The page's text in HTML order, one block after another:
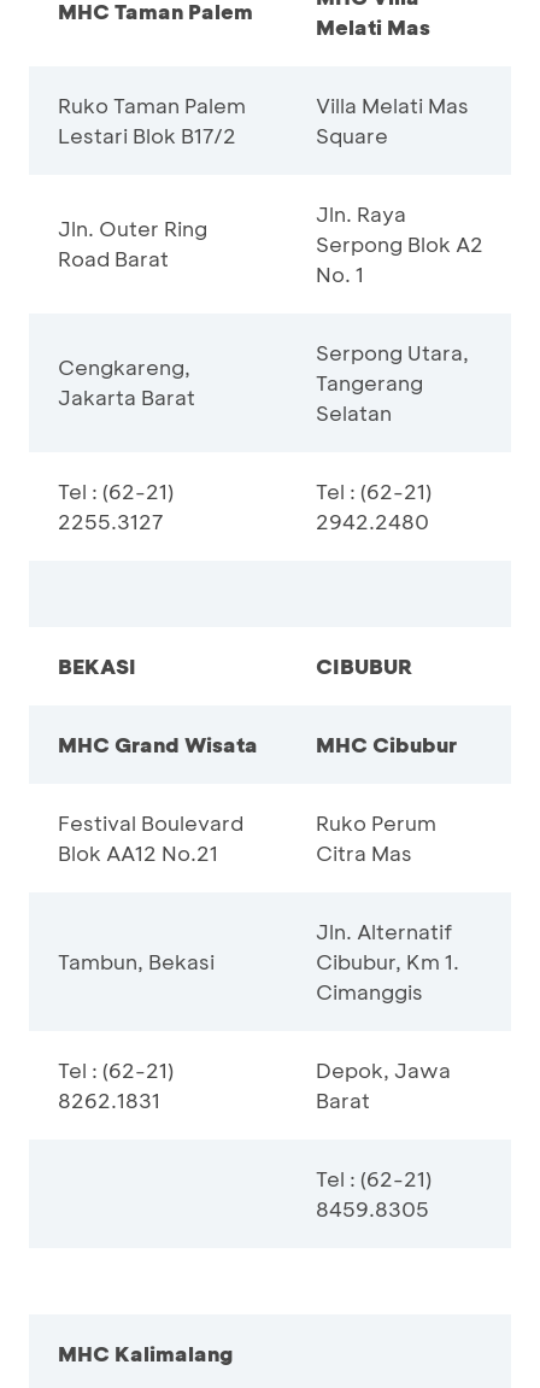
MHC Taman Palem
Melati Mas
Ruko Taman Palem
Lestari Blok B17/2
Villa Melati Mas
Square
Jln. Outer Ring
Road Barat
Jln. Raya
Serpong Blok A2
No. 1
Cengkareng,
Jakarta Barat
Serpong Utara,
Tangerang
Selatan
Tel : (62-21)
2255.3127
Tel : (62-21)
2942.2480
BEKASI CIBUBUR
MHC Grand Wisata MHC Cibubur
Festival Boulevard
Blok AA12 No.21
Ruko Perum
Citra Mas
Tambun, Bekasi
Jln. Alternatif
Cibubur, Km 1.
Cimanggis
Tel : (62-21)
8262.1831
Depok, Jawa
Barat
Tel : (62-21)
8459.8305
MHC Kalimalang